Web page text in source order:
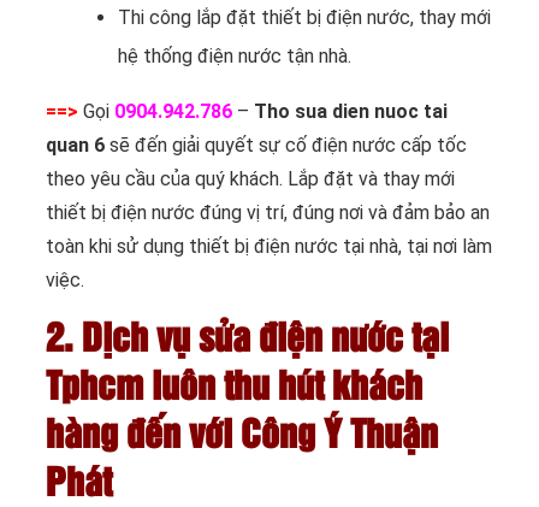
Thi công lắp đặt thiết bị điện nước, thay mới
hệ thống điện nước tận nhà.
==> Gọi 0904.942.786 – Tho sua dien nuoc tai
quan 6 sẽ đến giải quyết sự cố điện nước cấp tốc
theo yêu cầu của quý khách. Lắp đặt và thay mới
thiết bị điện nước đúng vị trí, đúng nơi và đảm bảo an
toàn khi sử dụng thiết bị điện nước tại nhà, tại nơi làm
việc.
2. Dịch vụ sửa điện nước tại
Tphcm luôn thu hút khách
hàng đến với Công Ý Thuận
Phát